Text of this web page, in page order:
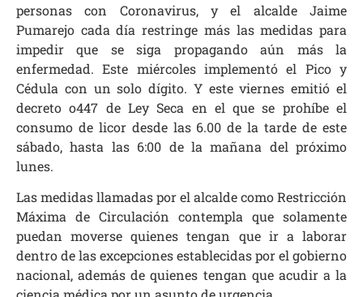
personas con Coronavirus, y el alcalde Jaime
Pumarejo cada día restringe más las medidas para
impedir que se siga propagando aún más la
enfermedad. Este miércoles implementó el Pico y
Cédula con un solo dígito. Y este viernes emitió el
decreto o447 de Ley Seca en el que se prohíbe el
consumo de licor desde las 6.00 de la tarde de este
sábado, hasta las 6:00 de la mañana del próximo
lunes.
Las medidas llamadas por el alcalde como Restricción
Máxima de Circulación contempla que solamente
puedan moverse quienes tengan que ir a laborar
dentro de las excepciones establecidas por el gobierno
nacional, además de quienes tengan que acudir a la